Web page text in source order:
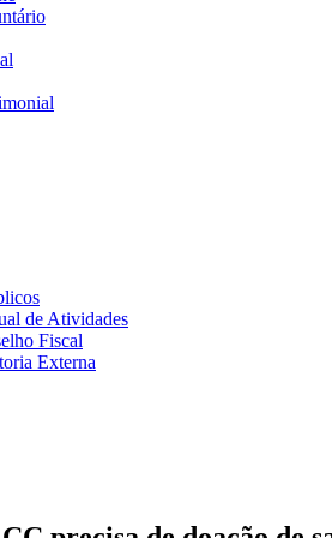
de Atividades
Fiscal
Externa